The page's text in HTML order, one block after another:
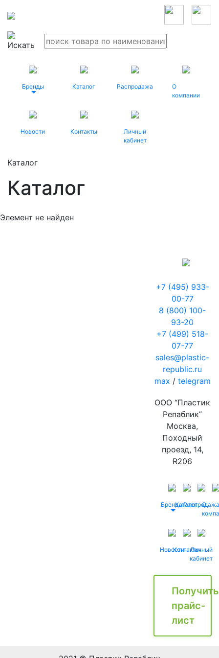
Бренды Каталог Распродажа
О
компании
Новости Контакты
Личный
кабинет
Каталог
Каталог
Элемент не найден
+7 (495) 933-
00-77
8 (800) 100-
93-20
+7 (499) 518-
07-77
sales@plastic-
republic.ru
max / telegram
ООО “Пластик
Репаблик”
Москва,
Походный
проезд, 14,
R206
БрендыКаталог
Распродажа
О
НовостиКонтактыЛичный
кабинет
Получить
прайс-
лист